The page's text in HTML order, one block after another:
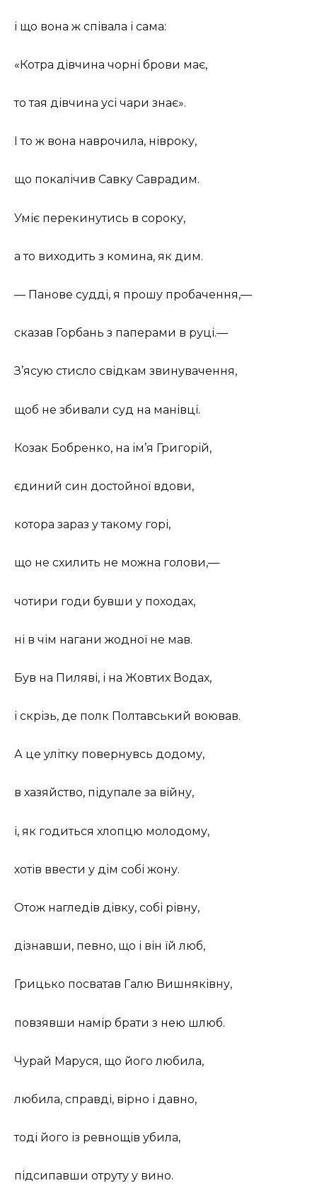
і що вона ж співала і сама:
«Котра дівчина чорні брови має,
то тая дівчина усі чари знає».
І то ж вона наврочила, нівроку,
що покалічив Савку Саврадим.
Уміє перекинутись в сороку,
а то виходить з комина, як дим.
— Панове судді, я прошу пробачення,—
сказав Горбань з паперами в руці.—
З’ясую стисло свідкам звинувачення,
щоб не збивали суд на манівці.
Козак Бобренко, на ім’я Григорій,
єдиний син достойної вдови,
котора зараз у такому горі,
що не схилить не можна голови,—
чотири годи бувши у походах,
ні в чім нагани жодної не мав.
Був на Пиляві, і на Жовтих Водах,
і скрізь, де полк Полтавський воював.
А це улітку повернувсь додому,
в хазяйство, підупале за війну,
і, як годиться хлопцю молодому,
хотів ввести у дім собі жону.
Отож нагледів дівку, собі рівну,
дізнавши, певно, що і він їй люб,
Грицько посватав Галю Вишняківну,
повзявши намір брати з нею шлюб.
Чурай Маруся, що його любила,
любила, справді, вірно і давно,
тоді його із ревнощів убила,
підсипавши отруту у вино.